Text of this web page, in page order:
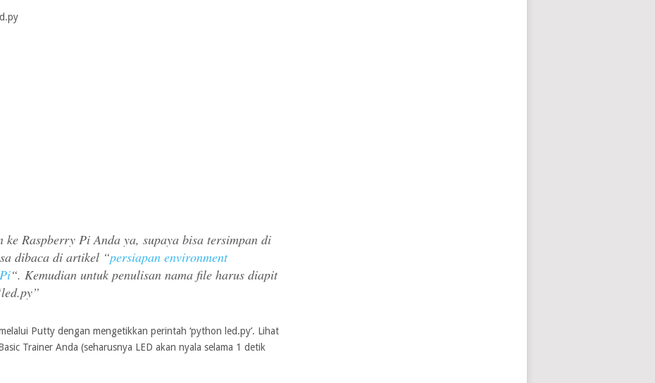
Raspberry Pi Anda ya, supaya bisa tersimpan di
dibaca di artikel “persiapan environment
“. Kemudian untuk penulisan nama file harus diapit
Putty dengan mengetikkan perintah ‘python led.py’. Lihat
Trainer Anda (seharusnya LED akan nyala selama 1 detik